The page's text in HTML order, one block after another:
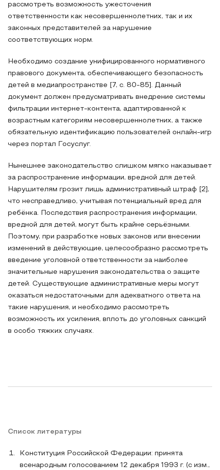
рассмотреть возможность ужесточения
ответственности как несовершеннолетних, так и их
законных представителей за нарушение
соответствующих норм.
Необходимо создание унифицированного нормативного
правового документа, обеспечивающего безопасность
детей в медиапространстве [7, с. 80-85]. Данный
документ должен предусматривать внедрение системы
фильтрации интернет-контента, адаптированной к
возрастным категориям несовершеннолетних, а также
обязательную идентификацию пользователей онлайн-игр
через портал Госуслуг.
Нынешнее законодательство слишком мягко наказывает
за распространение информации, вредной для детей.
Нарушителям грозит лишь административный штраф [2],
что несправедливо, учитывая потенциальный вред для
ребёнка. Последствия распространения информации,
вредной для детей, могут быть крайне серьёзными.
Поэтому, при разработке новых законов или внесении
изменений в действующие, целесообразно рассмотреть
введение уголовной ответственности за наиболее
значительные нарушения законодательства о защите
детей. Существующие административные меры могут
оказаться недостаточными для адекватного ответа на
такие нарушения, и необходимо рассмотреть
возможность их усиления, вплоть до уголовных санкций
в особо тяжких случаях.
Список литературы
Конституция Российской Федерации: принята
всенародным голосованием 12 декабря 1993 г. (с изм.,